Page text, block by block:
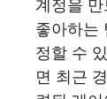
계정을
좋아하는
정할 수
면 최근